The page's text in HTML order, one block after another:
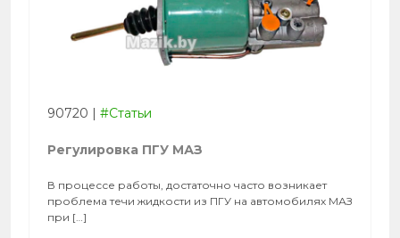
90720 | #Статьи
Регулировка ПГУ МАЗ
В процессе работы, достаточно часто возникает
проблема течи жидкости из ПГУ на автомобилях МАЗ
при […]